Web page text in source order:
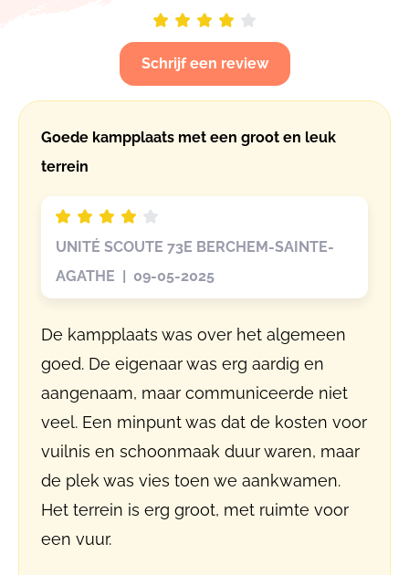
Schrijf een review
Goede kampplaats met een groot en leuk
terrein
UNITÉ SCOUTE 73E BERCHEM-SAINTE-
AGATHE | 09-05-2025
De kampplaats was over het algemeen
goed. De eigenaar was erg aardig en
aangenaam, maar communiceerde niet
veel. Een minpunt was dat de kosten voor
vuilnis en schoonmaak duur waren, maar
de plek was vies toen we aankwamen.
Het terrein is erg groot, met ruimte voor
een vuur.